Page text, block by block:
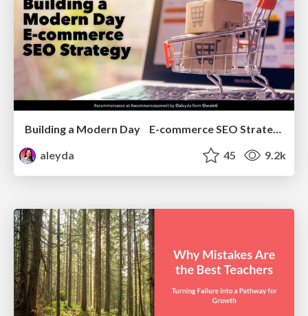
Building a Modern Day E-commerce SEO Strategy
aleyda
45 9.2k